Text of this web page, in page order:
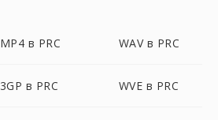
MP4 в PRC WAV в PRC
3GP в PRC WVE в PRC